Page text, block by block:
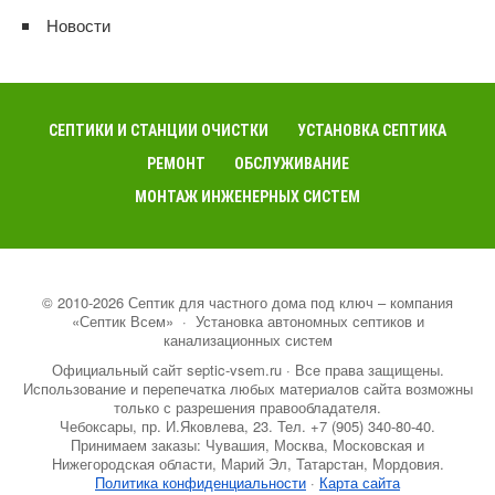
Новости
СЕПТИКИ И СТАНЦИИ ОЧИСТКИ
УСТАНОВКА СЕПТИКА
РЕМОНТ
ОБСЛУЖИВАНИЕ
МОНТАЖ ИНЖЕНЕРНЫХ СИСТЕМ
© 2010-2026 Септик для частного дома под ключ – компания
«Септик Всем» · Установка автономных септиков и
канализационных систем
Официальный сайт septic-vsem.ru · Все права защищены.
Использование и перепечатка любых материалов сайта возможны
только с разрешения правообладателя.
Чебоксары, пр. И.Яковлева, 23. Тел. +7 (905) 340-80-40.
Принимаем заказы: Чувашия, Москва, Московская и
Нижегородская области, Марий Эл, Татарстан, Мордовия.
Политика конфиденциальности · Карта сайта